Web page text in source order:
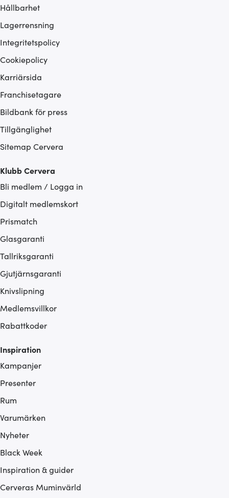
Hållbarhet
Lagerrensning
Integritetspolicy
Cookiepolicy
Karriärsida
Franchisetagare
Bildbank för press
Tillgänglighet
Sitemap Cervera
Klubb Cervera
Bli medlem / Logga in
Digitalt medlemskort
Prismatch
Glasgaranti
Tallriksgaranti
Gjutjärnsgaranti
Knivslipning
Medlemsvillkor
Rabattkoder
Inspiration
Kampanjer
Presenter
Rum
Varumärken
Nyheter
Black Week
Inspiration & guider
Cerveras Muminvärld